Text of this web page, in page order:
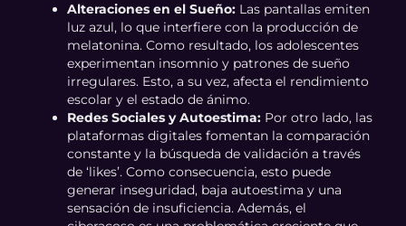
Alteraciones en el Sueño: Las pantallas emiten
luz azul, lo que interfiere con la producción de
melatonina. Como resultado, los adolescentes
experimentan insomnio y patrones de sueño
irregulares. Esto, a su vez, afecta el rendimiento
escolar y el estado de ánimo.
Redes Sociales y Autoestima: Por otro lado, las
plataformas digitales fomentan la comparación
constante y la búsqueda de validación a través
de ‘likes’. Como consecuencia, esto puede
generar inseguridad, baja autoestima y una
sensación de insuficiencia. Además, el